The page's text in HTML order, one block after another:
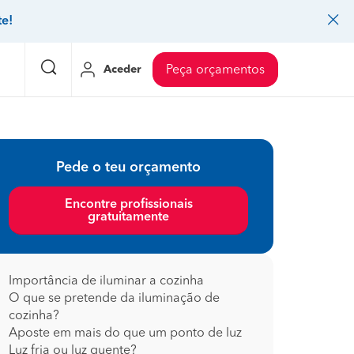
Mudanças
Decoração de interiores
Controlo de pragas
Faz tudo
Jardinagem
Carpintaria e marcenaria
Pintura
Canalização
Limpeza
Preço Instalação de painel sandwich
Preço Arquitetos
Preço Controlo de pragas
Preço Pavimentos
Preço Coberturas e telhados
Aceder Peça orçamentos
Pede o teu orçamento
Encontre profissionais
gratuitamente
Importância de iluminar a cozinha
O que se pretende da iluminação de
cozinha?
Aposte em mais do que um ponto de luz
Luz fria ou luz quente?